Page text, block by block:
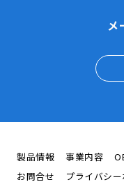
メ
製品情報 事業内容
お問合せ
プライバシ